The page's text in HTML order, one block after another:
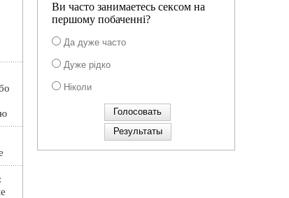
Ви часто занимаетесь сексом на
першому побаченні?
Да дуже часто
Дуже рідко
Ніколи